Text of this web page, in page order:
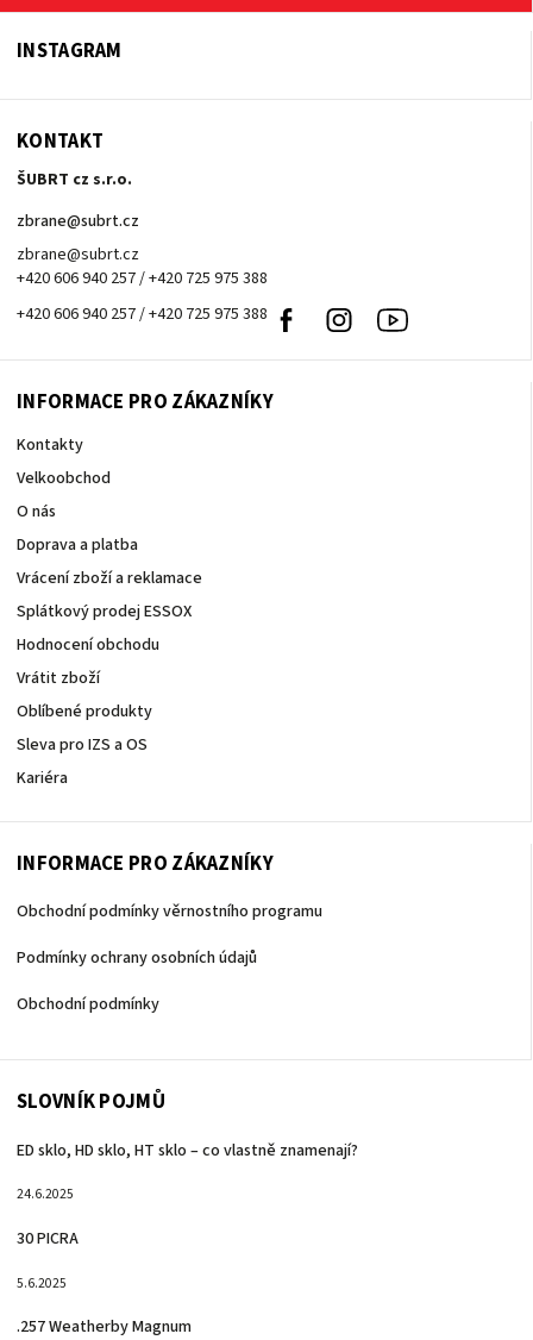
INSTAGRAM
KONTAKT
ŠUBRT cz s.r.o.
zbrane@subrt.cz
zbrane@subrt.cz
+420 606 940 257 / +420 725 975 388
+420 606 940 257 / +420 725 975 388
Facebook Instagram
INFORMACE PRO ZÁKAZNÍKY
Kontakty
Velkoobchod
O nás
Doprava a platba
Vrácení zboží a reklamace
Splátkový prodej ESSOX
Hodnocení obchodu
Vrátit zboží
Oblíbené produkty
Sleva pro IZS a OS
Kariéra
INFORMACE PRO ZÁKAZNÍKY
Obchodní podmínky věrnostního programu
Podmínky ochrany osobních údajů
Obchodní podmínky
SLOVNÍK POJMŮ
ED sklo, HD sklo, HT sklo – co vlastně znamenají?
24.6.2025
30 PICRA
5.6.2025
.257 Weatherby Magnum